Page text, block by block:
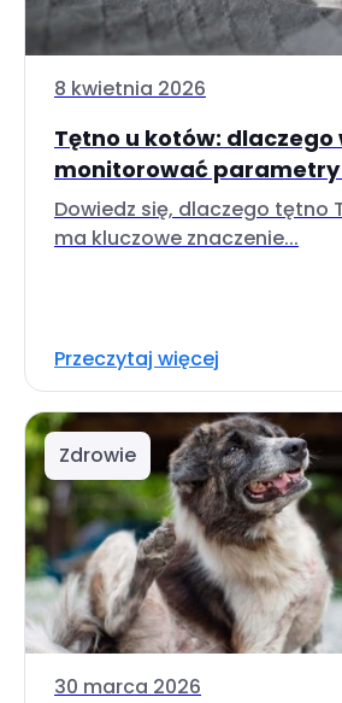
8 kwietnia 2026
Tętno u kotów:
monitorować parametry
Dowiedz się, dlaczego tętno
ma kluczowe znaczenie...
Przeczytaj więcej
Zdrowie
30 marca 2026